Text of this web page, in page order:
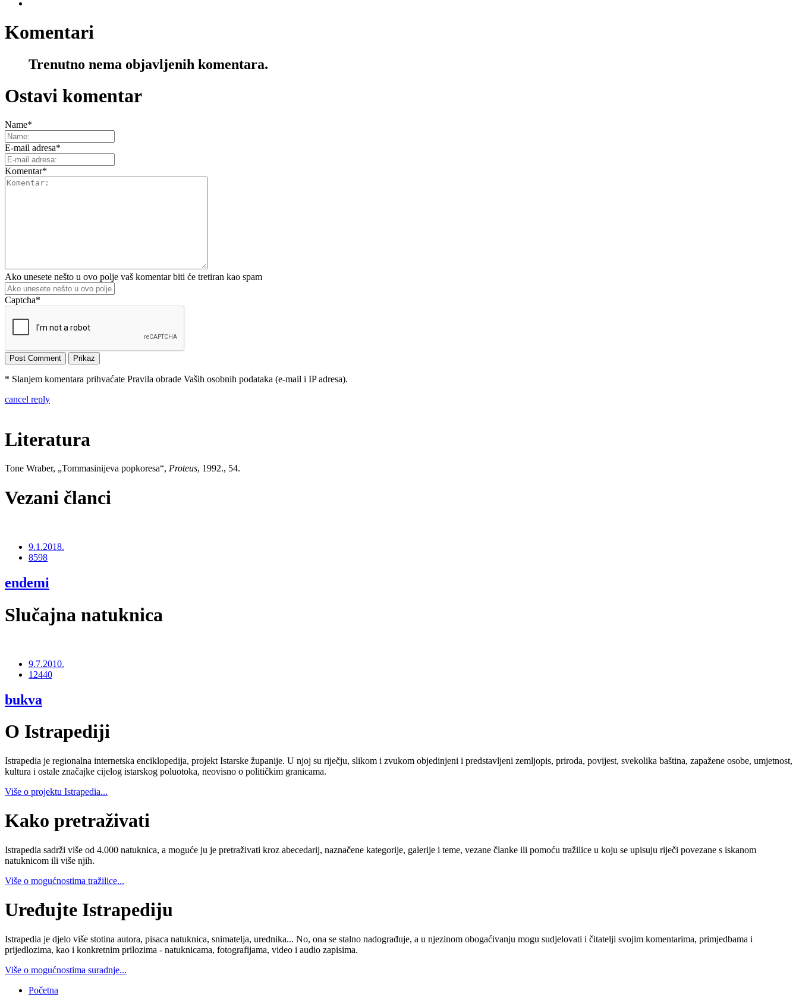
Komentari
Trenutno nema objavljenih komentara.
Ostavi komentar
Name*
E-mail adresa*
Komentar*
Ako unesete nešto u ovo polje vaš komentar biti će tretiran kao spam
Captcha*
* Slanjem komentara prihvaćate Pravila obrade Vaših osobnih podataka (e-mail i IP adresa).
cancel reply
Literatura
Tone Wraber, „Tommasinijeva popkoresa“, Proteus, 1992., 54.
Vezani članci
9.1.2018.
8598
endemi
Slučajna natuknica
9.7.2010.
12440
bukva
O Istrapediji
Istrapedia je regionalna internetska enciklopedija, projekt Istarske županije. U njoj su riječju, slikom i zvukom objedinjeni i predstavljeni zemljopis, priroda, povijest, svekolika baština, zapažene osobe, umjetnost,
kultura i ostale značajke cijelog istarskog poluotoka, neovisno o političkim granicama.
Više o projektu Istrapedia...
Kako pretraživati
Istrapedia sadrži više od 4.000 natuknica, a moguće ju je pretraživati kroz abecedarij, naznačene kategorije, galerije i teme, vezane članke ili pomoću tražilice u koju se upisuju riječi povezane s iskanom
natuknicom ili više njih.
Više o mogućnostima tražilice...
Uređujte Istrapediju
Istrapedia je djelo više stotina autora, pisaca natuknica, snimatelja, urednika... No, ona se stalno nadograđuje, a u njezinom obogaćivanju mogu sudjelovati i čitatelji svojim komentarima, primjedbama i
prijedlozima, kao i konkretnim prilozima - natuknicama, fotografijama, video i audio zapisima.
Više o mogućnostima suradnje...
Početna